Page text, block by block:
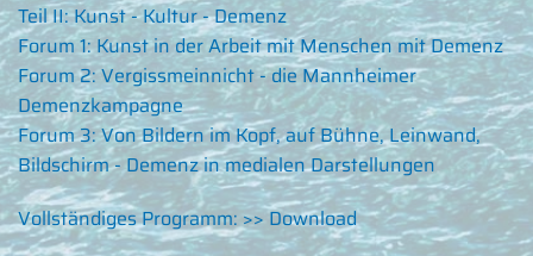
Teil II: Kunst - Kultur - Demenz
Forum 1: Kunst in der Arbeit mit Menschen mit Demenz
Forum 2: Vergissmeinnicht - die Mannheimer
Demenzkampagne
Forum 3: Von Bildern im Kopf, auf Bühne, Leinwand,
Bildschirm - Demenz in medialen Darstellungen
Vollständiges Programm: >> Download